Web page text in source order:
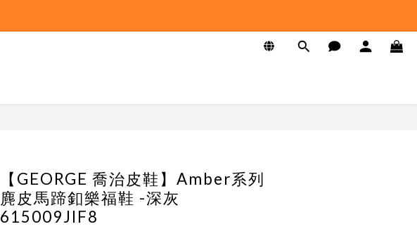
【GEORGE 喬治皮鞋】Amber系列
麂皮馬蹄釦樂福鞋 -深灰
615009JIF8